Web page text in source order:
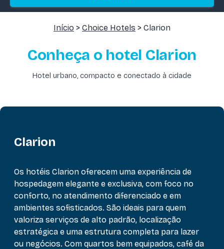
Início > Choice Hotels > Clarion
Conheça o hotel Clarion
Hotel urbano, compacto e conectado à cidade
Clarion
Os hotéis Clarion oferecem uma experiência de
hospedagem elegante e exclusiva, com foco no
conforto, no atendimento diferenciado e em
ambientes sofisticados. São ideais para quem
valoriza serviços de alto padrão, localização
estratégica e uma estrutura completa para lazer
ou negócios. Com quartos bem equipados, café da